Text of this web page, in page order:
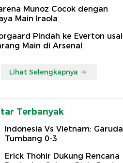
Munoz Cocok dengan
Main Iraola
Pindah ke Everton usai
Main di Arsenal
Lihat Selengkapnya
Terbanyak
Indonesia Vs Vietnam: Garuda
Tumbang 0-3
Erick Thohir Dukung Rencana